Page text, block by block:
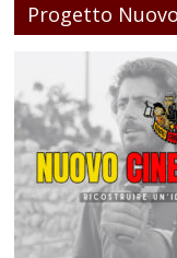
Progetto